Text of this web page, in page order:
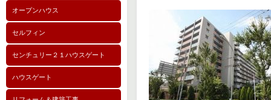
オープンハウス
セルフィン
センチュリー２１ハウスゲート
ハウスゲート